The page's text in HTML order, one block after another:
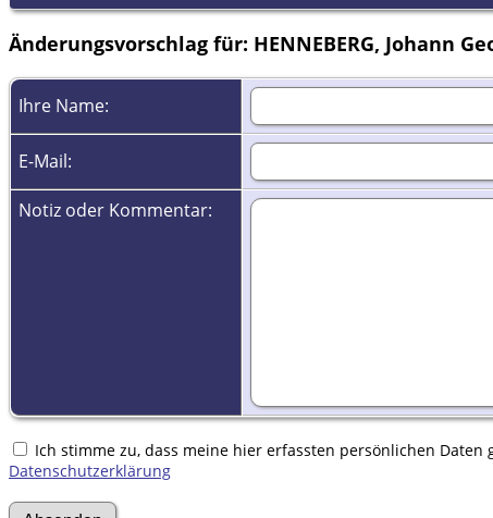
Änderungsvorschlag für: HENNEBERG, Johann
Ihre Name:
E-Mail:
Notiz oder Kommentar:
Ich stimme zu, dass meine hier erfassten persönlichen
Datenschutzerklärung